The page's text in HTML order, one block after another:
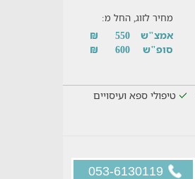
מחיר לזוג, החל מ:
אמצ"ש 550
₪
סופ"ש
600
₪
טיפולי ספא ועיסויים
053-6130119